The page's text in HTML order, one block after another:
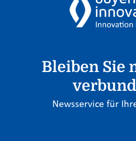
Bleiben Sie
Newsservice für